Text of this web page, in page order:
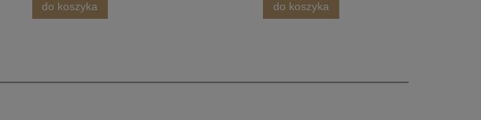
do koszyka do koszyka